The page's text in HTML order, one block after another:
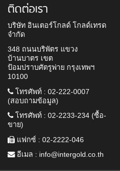
ติดต่อเรา
บริษัท อินเตอร์โกลด์ โกลด์เทรด
จำกัด
348 ถนนบริพัตร แขวง
บ้านบาตร เขต
ป้อมปราบศัตรูพ่าย กรุงเทพฯ
10100
โทรศัพท์ : 02-222-0007
(สอบถามข้อมูล)
โทรศัพท์ : 02-2233-234 (ซื้อ-
ขาย)
แฟกซ์ : 02-2222-046
อีเมล : info@intergold.co.th